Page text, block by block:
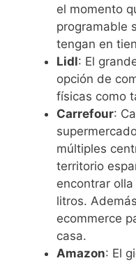
el momento
programable
tengan en
Lidl: El
opción de
físicas como
Carrefour:
múltiples
territorio
encontrar
litros.
ecommerce
casa.
Amazon: El